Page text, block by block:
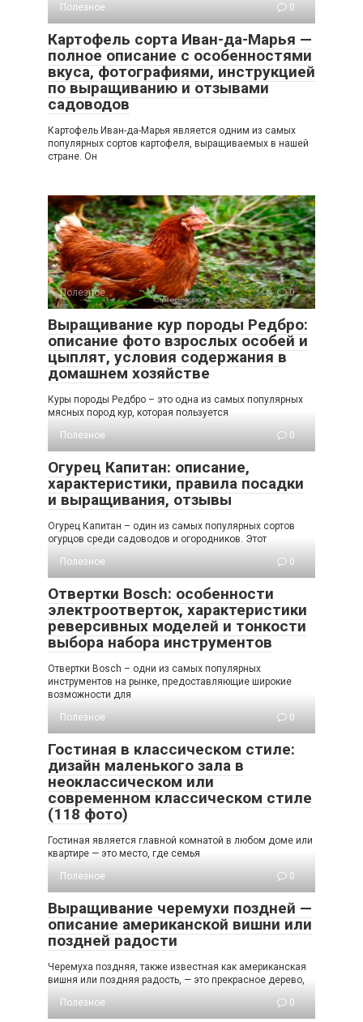
Полезное
0
Картофель сорта Иван-да-Марья —
полное описание с особенностями
вкуса, фотографиями, инструкцией
по выращиванию и отзывами
садоводов
Картофель Иван-да-Марья является одним из самых
популярных сортов картофеля, выращиваемых в нашей
стране. Он
Полезное 0
Выращивание кур породы Редбро:
описание фото взрослых особей и
цыплят, условия содержания в
домашнем хозяйстве
Куры породы Редбро – это одна из самых популярных
мясных пород кур, которая пользуется
Полезное
0
Огурец Капитан: описание,
характеристики, правила посадки
и выращивания, отзывы
Огурец Капитан – один из самых популярных сортов
огурцов среди садоводов и огородников. Этот
Полезное
0
Отвертки Bosch: особенности
электроотверток, характеристики
реверсивных моделей и тонкости
выбора набора инструментов
Отвертки Bosch – одни из самых популярных
инструментов на рынке, предоставляющие широкие
возможности для
Полезное
0
Гостиная в классическом стиле:
дизайн маленького зала в
неоклассическом или
современном классическом стиле
(118 фото)
Гостиная является главной комнатой в любом доме или
квартире — это место, где семья
Полезное
0
Выращивание черемухи поздней —
описание американской вишни или
поздней радости
Черемуха поздняя, также известная как американская
вишня или поздняя радость, — это прекрасное дерево,
Полезное
0